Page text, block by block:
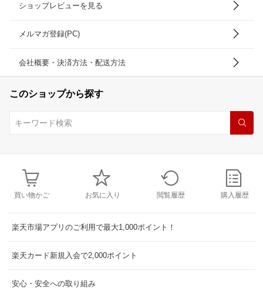
ショップレビューを見る
メルマガ登録(PC)
会社概要・決済方法・配送方法
このショップから探す
買い物かご お気に入り 閲覧履歴 購入履歴
楽天市場アプリのご利用で最大1,000ポイント！
楽天カード新規入会で2,000ポイント
安心・安全への取り組み